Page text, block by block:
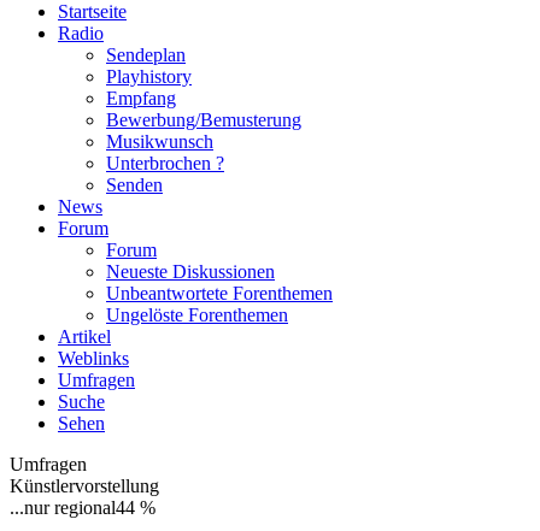
Startseite
Radio
Sendeplan
Playhistory
Empfang
Bewerbung/Bemusterung
Musikwunsch
Unterbrochen ?
Senden
News
Forum
Forum
Neueste Diskussionen
Unbeantwortete Forenthemen
Ungelöste Forenthemen
Artikel
Weblinks
Umfragen
Suche
Sehen
Umfragen
Künstlervorstellung
...nur regional44 %